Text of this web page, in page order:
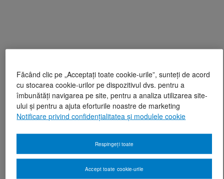
Făcând clic pe „Acceptați toate cookie-urile”, sunteți de acord
cu stocarea cookie-urilor pe dispozitivul dvs. pentru a
îmbunătăți navigarea pe site, pentru a analiza utilizarea site-
ului și pentru a ajuta eforturile noastre de marketing
Notificare privind confidențialitatea și modulele cookie
Respingeți toate
Accept toate cookie-urile